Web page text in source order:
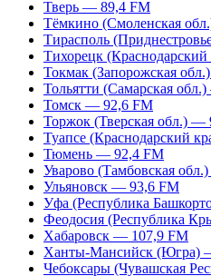
Тверь — 89,4 FM
Тёмкино (Смоленская
Тирасполь
Тихорецк
Токмак (Запорожская
Тольятти (Самарская
Томск — 92,6 FM
Торжок (Тверская обл.) —
Туапсе (Краснодарский
Тюмень — 92,4 FM
Уварово (Тамбовская
Ульяновск — 93,6 FM
Уфа (Республика
Феодосия (Республика
Хабаровск — 107,9 FM
Ханты-Мансийск (Югра)
Чебоксары (Чувашская